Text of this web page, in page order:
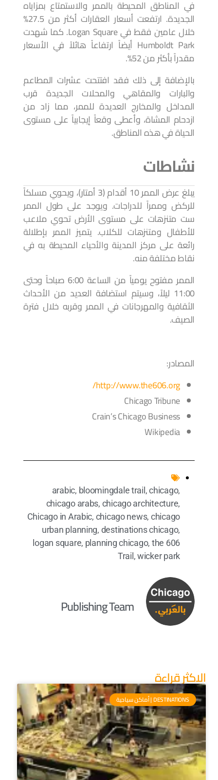
في المناطق المحيطة بالممر والاستمتاع بمزاياه
الجديدة. ارتفعت أسعار العقارات أكثر من 27.5%
خلال عامين فقط في Logan Square. كما شهدت
Humboldt Park أيضاً ارتفاعاً هائلاً في الأسعار
مقدراً بأكثر من 52%.
بالإضافة إلى ذلك فقد افتتحت عشرات المطاعم
والبارات والمقاهي والمحلات الجديدة قرب
المداخل والمخارج العديدة للممر، مما زاد من
ازدحام المشاة، وأعطى وقعاً إيجابياً على مستوى
الحياة في هذه المناطق.
نشاطات
يبلغ عرض الممر 10 أقدام (3 أمتار)، ويحوي مسلكاً
للركض وممراً للدراجات. ويوجد على طول الممر
ست متنزهات على مستوى الأرض تحوي ملاعب
للأطفال ومتنزهات للكلاب. يتميز الممر بإطلالة
رائعة على مركز المدينة والأحياء المحيطة به في
نقاط مختلفة منه.
الممر مفتوح يومياً من الساعة 6:00 صباحاً وحتى
11:00 ليلاً، وسيتم استضافة العديد من الأحداث
الثقافية والمهرجانات في الممر وقربه خلال فترة
الصيف.
المصادر:
http://www.the606.org/
Chicago Tribune
Crain’s Chicago Business
Wikipedia
arabic ,bloomingdale trail,chicago
chicago arabs ,chicago architecture
Chicago in Arabic ,chicago news ,chicago
urban planning ,destinations chicago
logan square ,planning chicago ,the 606
Trail,wicker park
Publishing Team
الاكثر قراءة
DESTINATIONS | أماكن سياحية